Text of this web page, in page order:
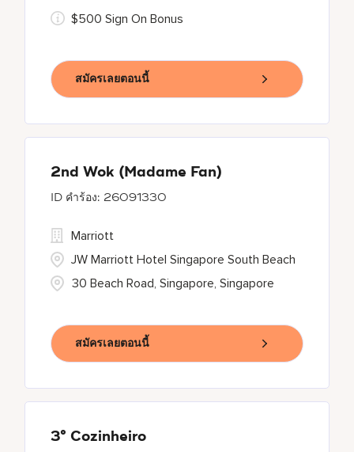
$500 Sign On Bonus
สมัครเลยตอนนี้
2nd Wok (Madame Fan)
26091330
30 Beach Road, Singapore, Singapore
Marriott
JW Marriott Hotel Singapore South Beach
สมัครเลยตอนนี้
3° Cozinheiro